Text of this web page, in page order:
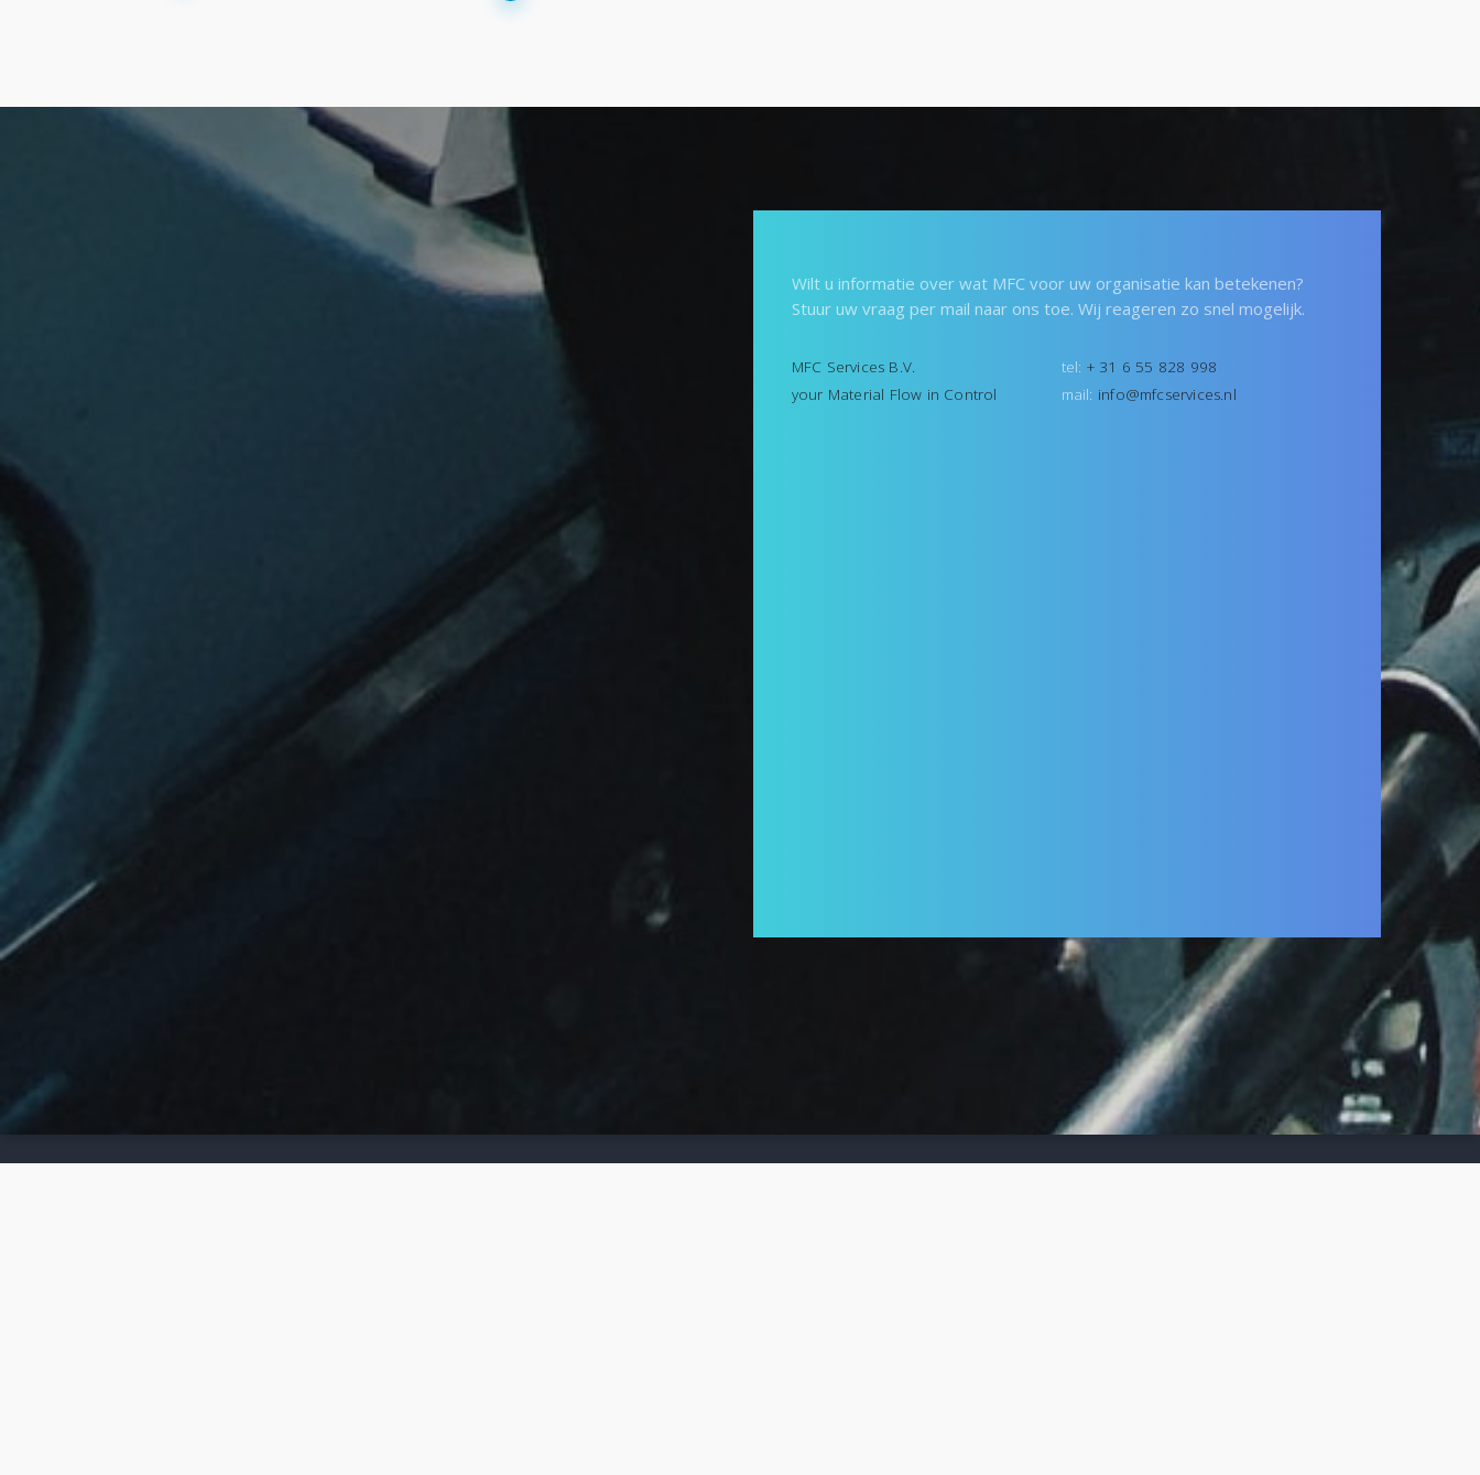
Wilt u informatie over wat MFC voor uw organisatie kan betekenen?
Stuur uw vraag per mail naar ons toe. Wij reageren zo snel mogelijk.
MFC Services B.V.
your Material Flow in Control
tel: + 31 6 55 828 998
mail: info@mfcservices.nl
tel: